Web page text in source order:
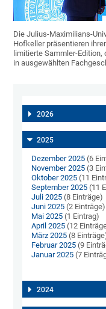
Die Julius-Maximilians-
Hofkeller präsentieren
limitierte Sammler-
in ausgewählten
2026
2025
Dezember 2025 (6
November 2025 (3
Oktober 2025 (11
September 2025 (11
Juli 2025 (8 Einträge)
Juni 2025 (2 Einträge)
Mai 2025 (1 Eintrag)
April 2025 (12
März 2025 (8
Februar 2025 (9
Januar 2025 (7
2024